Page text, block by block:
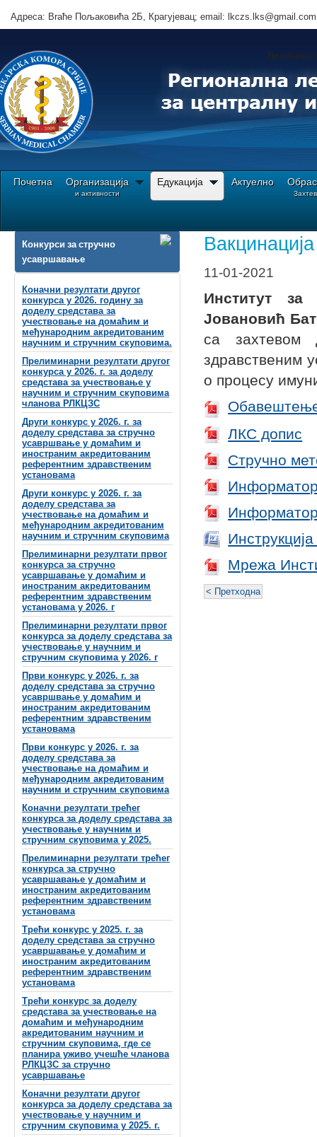
Почетна Организација
и активности
Едукација Актуелно
Адреса: Brаће Пољаковића 2Б, Крагујевац; email:
Величина
Конкурси за стручно
усавршавање
Коначни резултати другог
конкурса у 2026. годину за
доделу средстава за
учествовање на домаћим и
међународним акредитованим
научним и стручним скуповима.
Прелиминарни резултати другог
конкурса у 2026. г. за доделу
средстава за учествовање у
научним и стручним скуповима
чланова РЛКЦЗС
Други конкурс у 2026. г. за
доделу средстава за стручно
усавршвање у домаћим и
иностраним акредитованим
референтним здравственим
установама
Други конкурс у 2026. г. за
доделу средстава за
учествовање на домаћим и
међународним акредитованим
научним и стручним скуповима
Прелиминарни резултати првог
конкурса за стручно
усавршавање у домаћим и
иностраним акредитованим
референтним здравственим
установама у 2026. г
Прелиминарни резултати првог
конкурса за доделу средстава за
учествовање у научним и
стручним скуповима у 2026. г
Први конкурс у 2026. г. за
доделу средстава за стручно
усавршвање у домаћим и
иностраним акредитованим
референтним здравственим
установама
Први конкурс у 2026. г. за
доделу средстава за
учествовање на домаћим и
међународним акредитованим
научним и стручним скуповима
Коначни резултати трећег
конкурса за доделу средстава за
учествовање у научним и
стручним скуповима у 2025.
Прелиминарни резултати трећег
конкурса за стручно
усавршавање у домаћим и
иностраним акредитованим
референтним здравственим
установама
Трећи конкурс у 2025. г. за
доделу средстава за стручно
усавршавање у домаћим и
иностраним акредитованим
референтним здравственим
установама
Трећи конкурс за доделу
средстава за учествовање на
домаћим и међународним
акредитованим научним и
стручним скуповима, где се
планира уживо учешће чланова
РЛКЦЗС за стручно
усавршавање
Коначни резултати другог
конкурса за доделу средстава за
учествовање у научним и
стручним скуповима у 2025. г.
11-01-2021
Институт за
Јовановић
са захтевом
здравственим
о процесу
ЛКС допис
Стручно
Мрежа
< Претходна